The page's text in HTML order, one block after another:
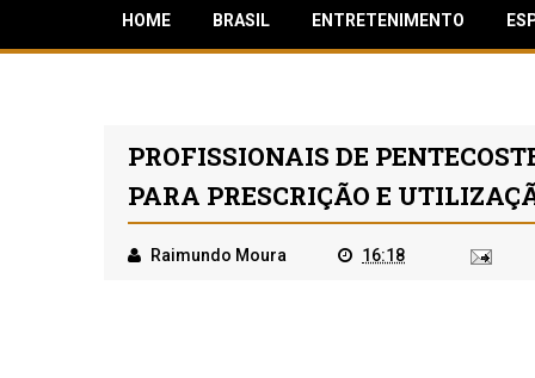
HOME BRASIL ENTRETENIMENTO
PROFISSIONAIS DE
PARA PRESCRIÇÃO E
Raimundo Moura 16:18